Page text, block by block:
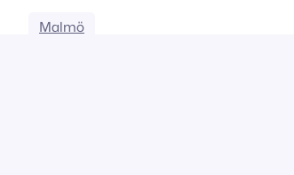
Malmö